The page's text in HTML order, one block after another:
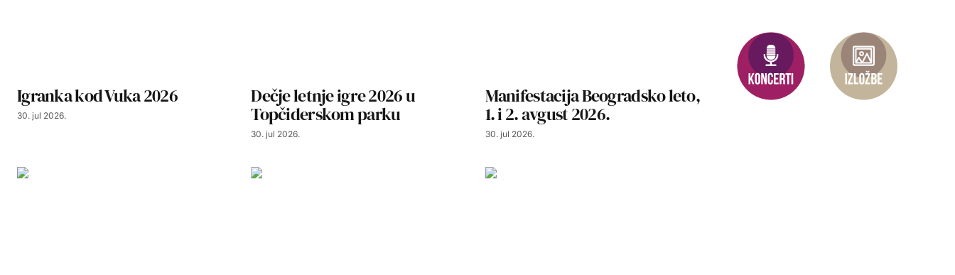
Igranka kod Vuka 2026
30. jul 2026.
Dečje letnje igre 2026 u
Topčiderskom parku
30. jul 2026.
Manifestacija Beogradsko leto,
1. i 2. avgust 2026.
30. jul 2026.